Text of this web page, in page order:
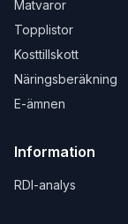
Matvaror
Topplistor
Kosttillskott
Näringsberäkning
E-ämnen
Information
RDI-analys